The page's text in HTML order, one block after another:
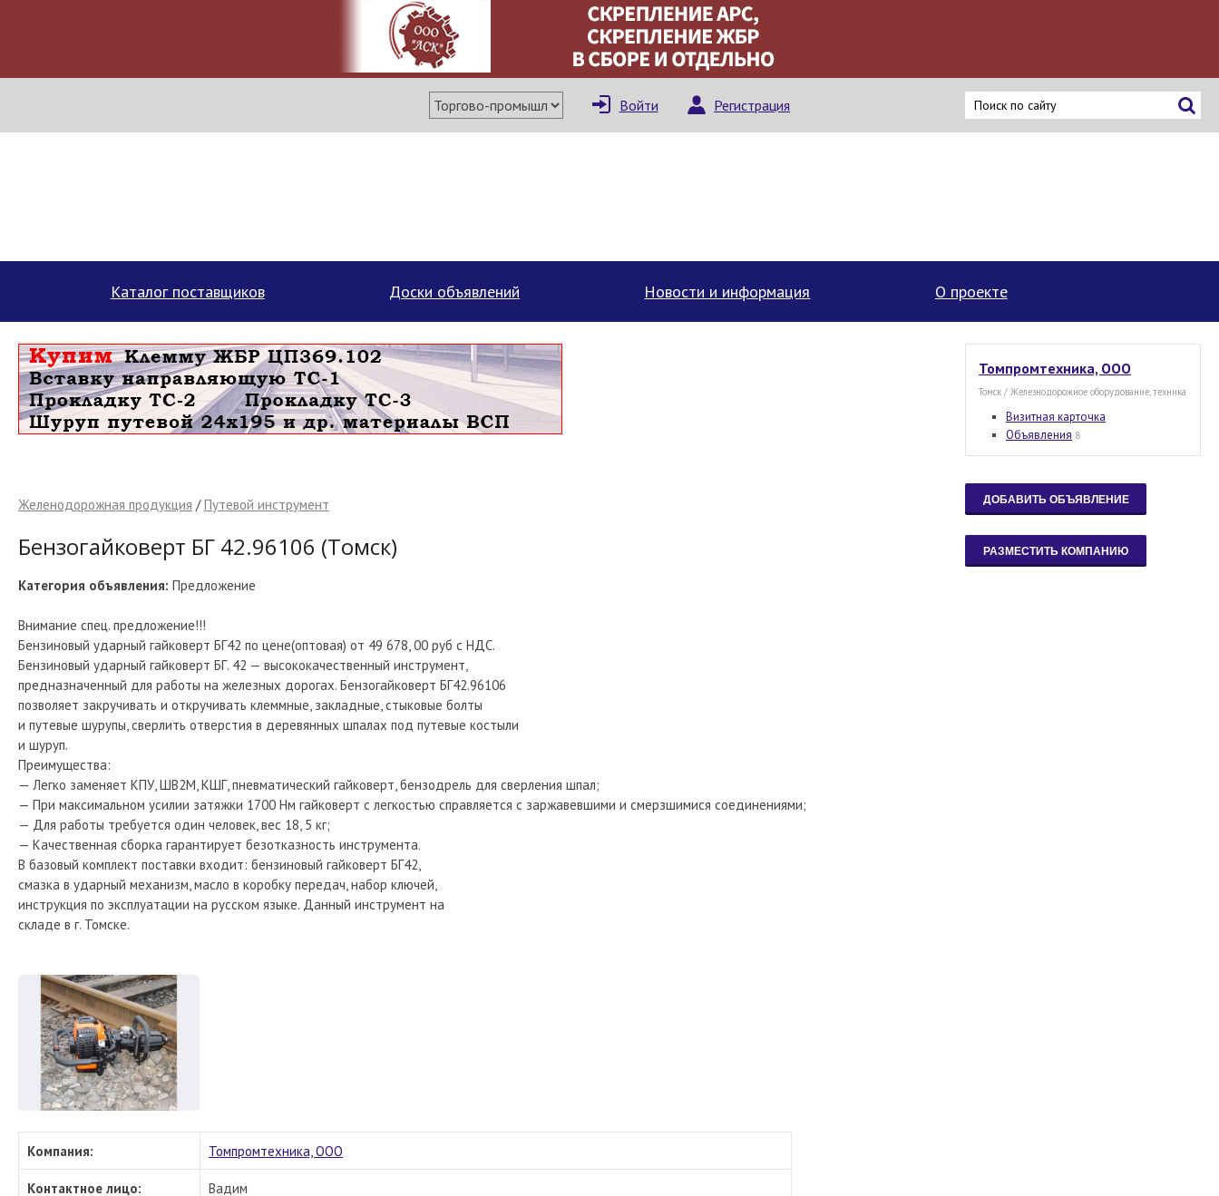
Войти Регистрация
Каталог поставщиков Доски объявлений Новости и информация О проекте
Желенодорожная продукция /Путевой инструмент
Бензогайковерт БГ 42.96106 (Томск)
Категория объявления: Предложение
Внимание спец. предложение!!!
Бензиновый ударный гайковерт БГ42 по цене(оптовая) от 49 678, 00 руб с НДС.
Бензиновый ударный гайковерт БГ. 42 — высококачественный инструмент,
предназначенный для работы на железных дорогах. Бензогайковерт БГ42.96106
позволяет закручивать и откручивать клеммные, закладные, стыковые болты
и путевые шурупы, сверлить отверстия в деревянных шпалах под путевые костыли
и шуруп.
Преимущества:
— Легко заменяет КПУ, ШВ2М, КШГ, пневматический гайковерт, бензодрель для сверления шпал;
— При максимальном усилии затяжки 1700 Нм гайковерт с легкостью справляется с заржавевшими и смерзшимися соединениями;
— Для работы требуется один человек, вес 18, 5 кг;
— Качественная сборка гарантирует безотказность инструмента.
В базовый комплект поставки входит: бензиновый гайковерт БГ42,
смазка в ударный механизм, масло в коробку передач, набор ключей,
инструкция по эксплуатации на русском языке. Данный инструмент на
складе в г. Томске.
× Написать поставщику
Отмена Отправить сообщение
Компания: Томпромтехника, ООО
Контактное лицо: Вадим
Томпромтехника, ООО
Томск / Железнодорожное оборудование, техника
Визитная карточка
Объявления 8